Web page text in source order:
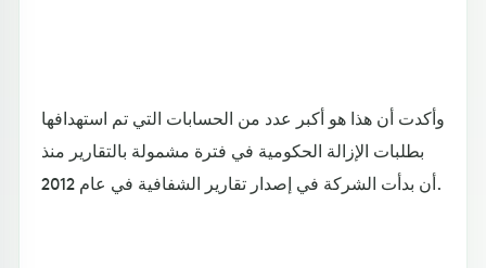
وأكدت أن هذا هو أكبر عدد من الحسابات التي تم استهدافها
بطلبات الإزالة الحكومية في فترة مشمولة بالتقارير منذ
أن بدأت الشركة في إصدار تقارير الشفافية في عام 2012.